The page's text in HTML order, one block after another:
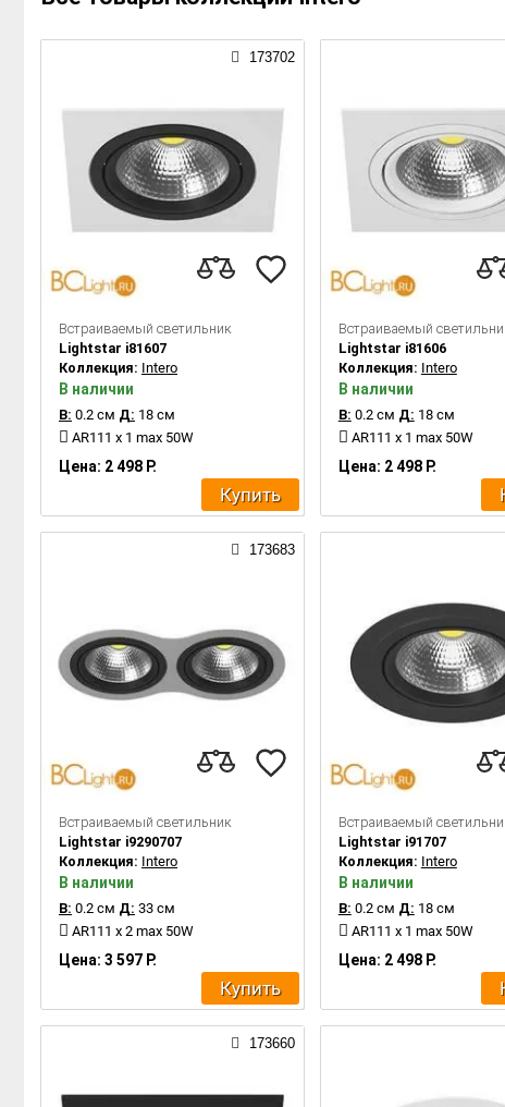
173702
Встраиваемый светильник
Lightstar i81607
Коллекция: Intero
В наличии
В: 0.2 см Д: 18 см
AR111 x 1 max 50W
Цена: 2 498 Р.
Купить
Встраиваемый
Lightstar i81606
Коллекция: Intero
В наличии
В: 0.2 см Д: 18 см
AR111 x 1 max 50W
Цена: 2 498 Р.
173683
Встраиваемый светильник
Lightstar i9290707
Коллекция: Intero
В наличии
В: 0.2 см Д: 33 см
AR111 x 2 max 50W
Цена: 3 597 Р.
Купить
Встраиваемый
Lightstar i91707
Коллекция: Intero
В наличии
В: 0.2 см Д: 18 см
AR111 x 1 max 50W
Цена: 2 498 Р.
173660